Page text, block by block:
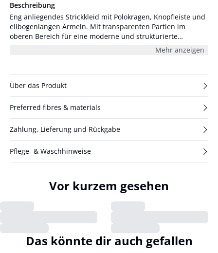
Beschreibung
Eng anliegendes Strickkleid mit Polokragen, Knopfleiste und
ellbogenlangen Ärmeln. Mit transparenten Partien im
oberen Bereich für eine moderne und strukturierte
Mehr anzeigen
Über das Produkt
Preferred fibres & materials
Zahlung, Lieferung und Rückgabe
Pflege- & Waschhinweise
Vor kurzem gesehen
Das könnte dir auch gefallen